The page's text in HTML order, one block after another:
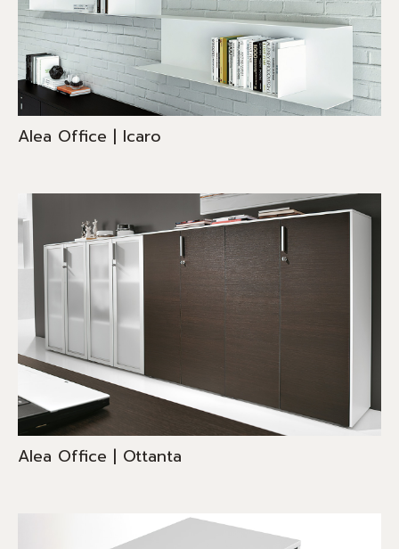
Alea Office | Icaro
Alea Office | Ottanta